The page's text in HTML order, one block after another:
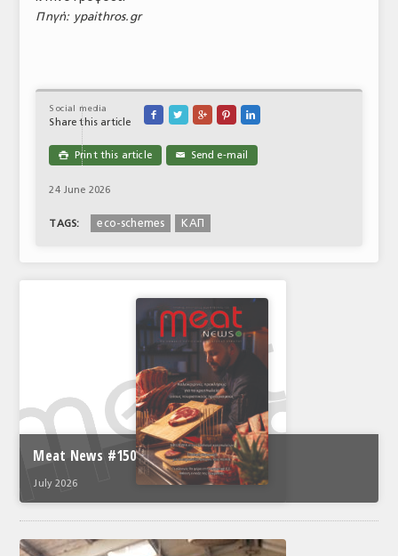
Πηγή: ypaithros.gr
Social media
Share this article
    
 Print this article ✉ Send e-mail
24 June 2026
TAGS: eco-schemes ΚΑΠ
Meat News #150
July 2026